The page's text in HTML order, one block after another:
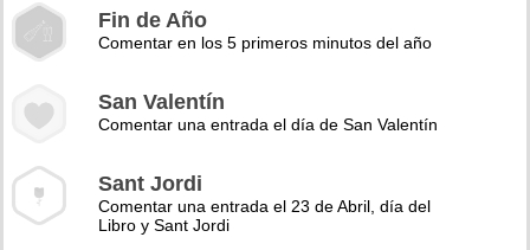
Fin de Año
Comentar en los 5 primeros minutos del año
San Valentín
Comentar una entrada el día de San Valentín
Sant Jordi
Comentar una entrada el 23 de Abril, día del
Libro y Sant Jordi